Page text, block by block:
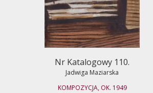
Nr Katalogowy 110.
Jadwiga Maziarska
KOMPOZYCJA, OK. 1949